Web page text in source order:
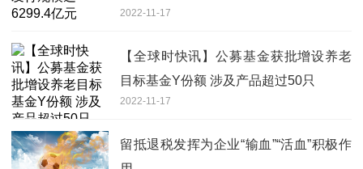
2022-11-17
【全球时快讯】公募基金获批增设养老
目标基金Y份额 涉及产品超过50只
2022-11-17
留抵退税发挥为企业“输血”“活血”积极作